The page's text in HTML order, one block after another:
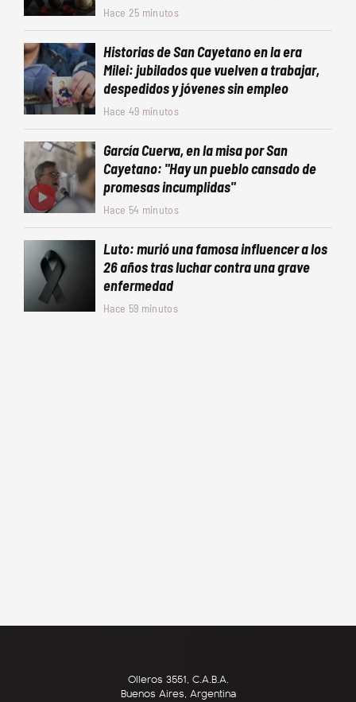
Hace 25 minutos
Historias de San Cayetano en la era
Milei: jubilados que vuelven a trabajar,
despedidos y jóvenes sin empleo
Hace 49 minutos
García Cuerva, en la misa por San
Cayetano: "Hay un pueblo cansado de
promesas incumplidas"
Hace 54 minutos
Luto: murió una famosa influencer a los
26 años tras luchar contra una grave
enfermedad
Hace 59 minutos
Olleros 3551, C.A.B.A.
Buenos Aires, Argentina